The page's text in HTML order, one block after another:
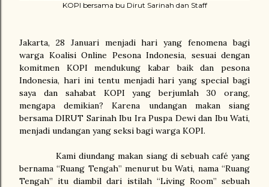
KOPI bersama bu Dirut Sarinah dan Staff
Jakarta, 28 Januari menjadi hari yang fenomena bagi
warga Koalisi Online Pesona Indonesia, sesuai dengan
komitmen KOPI mendukung kabar baik dan pesona
Indonesia, hari ini tentu menjadi hari yang special bagi
saya dan sahabat KOPI yang berjumlah 30 orang,
mengapa demikian? Karena undangan makan siang
bersama DIRUT Sarinah Ibu Ira Puspa Dewi dan Ibu Wati,
menjadi undangan yang seksi bagi warga KOPI.
Kami diundang makan siang di sebuah café yang
bernama “Ruang Tengah” menurut bu Wati, nama “Ruang
Tengah” itu diambil dari istilah “Living Room” sebuah